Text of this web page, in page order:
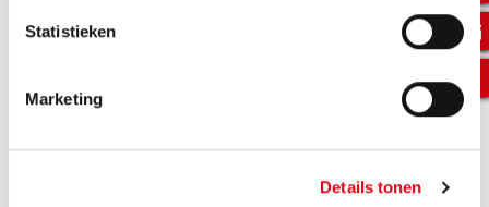
Statistieken
Marketing
Details tonen